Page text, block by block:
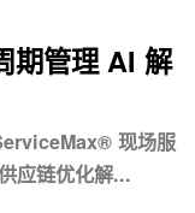
期管理 AI 解
现场服
应链优化解...